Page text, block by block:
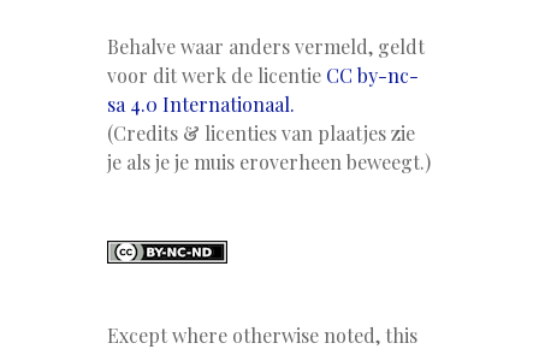
Behalve waar anders vermeld, geldt
voor dit werk de licentie CC by-nc-
sa 4.0 Internationaal.
(Credits & licenties van plaatjes zie
je als je je muis eroverheen beweegt.)
Except where otherwise noted, this